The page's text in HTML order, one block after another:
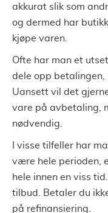
akkurat slik som
og dermed har
kjøpe varen.
Ofte har man et
dele opp betalingen,
Uansett vil det
vare på avbetaling,
nødvendig.
I visse tilfeller har
være hele perioden,
hele innen en viss
tilbud. Betaler du
på refinansiering.